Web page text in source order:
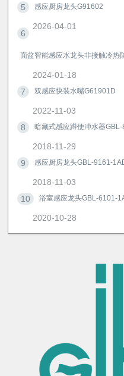
5
感应厨房龙头G91602
2026-04-01
6
面盆智能感应水龙头非接触冷热
2024-01-18
7
双感应快装水嘴G61901D
2022-11-03
8
暗藏式感应蹲便冲水器
2018-11-29
9
感应厨房龙头GBL-9161-
2018-11-03
10
浴室感应龙头GBL-6101-
2020-10-28